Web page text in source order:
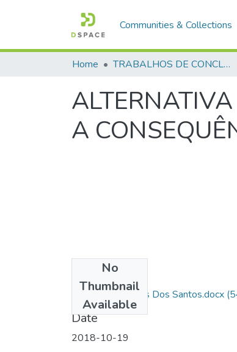
Communities & Collections
Home TRABALHOS DE CONCLUSÃO DE CURSO - CFP (CURSO DE FORMAÇÃO DE PRAÇAS)
A
No
Thumbnail
Available
Vinicius Guimarães Dos Santos.docx
Date
2018-10-19